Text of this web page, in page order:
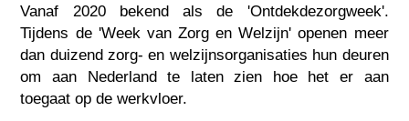
Vanaf 2020 bekend als de 'Ontdekdezorgweek'.
Tijdens de 'Week van Zorg en Welzijn' openen meer
dan duizend zorg- en welzijnsorganisaties hun deuren
om aan Nederland te laten zien hoe het er aan
toegaat op de werkvloer.